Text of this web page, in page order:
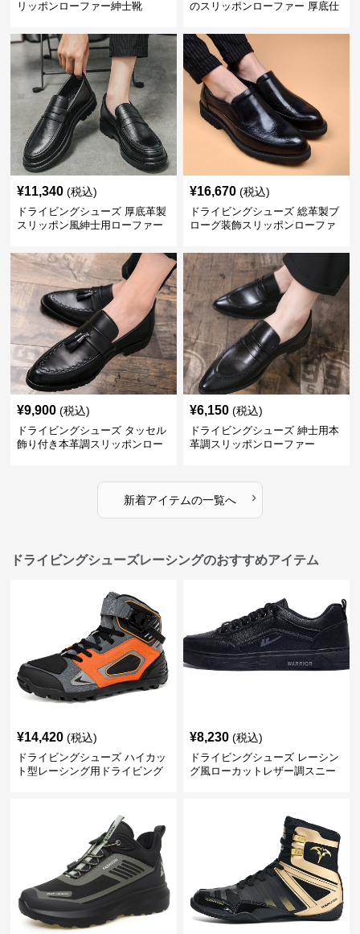
リッポンローファー紳士靴
のスリッポンローファー 厚底仕
¥11,340 (税込)
ドライビングシューズ 厚底革製
スリッポン風紳士用ローファー
¥16,670 (税込)
ドライビングシューズ 総革製ブ
ローグ装飾スリッポンローファ
¥9,900 (税込)
ドライビングシューズ タッセル
飾り付き本革調スリッポンロー
¥6,150 (税込)
ドライビングシューズ 紳士用本
革調スリッポンローファー
新着アイテムの一覧へ ›
ドライビングシューズレーシングのおすすめアイテム
¥14,420 (税込)
ドライビングシューズ ハイカッ
ト型レーシング用ドライビング
¥8,230 (税込)
ドライビングシューズ レーシン
グ風ローカットレザー調スニー